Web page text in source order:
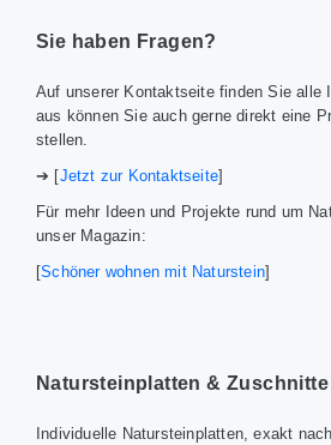
Sie haben Fragen?
Auf unserer Kontaktseite finden Sie alle
aus können Sie auch gerne direkt eine
stellen.
➔ [Jetzt zur Kontaktseite]
Für mehr Ideen und Projekte rund um
unser Magazin:
[Schöner wohnen mit Naturstein]
Natursteinplatten & Zuschnitte
Individuelle Natursteinplatten, exakt